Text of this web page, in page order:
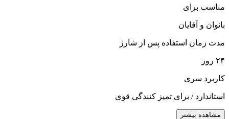
مناسب برای
بانوان و آقایان
مدت زمان استفاده پس از شارژ
۲۴ روز
کاربرد سری
استاندارد / برای تمیز کنندگی قوی
مشاهده بیشتر